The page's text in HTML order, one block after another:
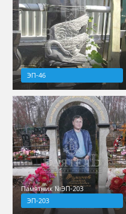
ЭП-46
Памятник №ЭП-203
ЭП-203